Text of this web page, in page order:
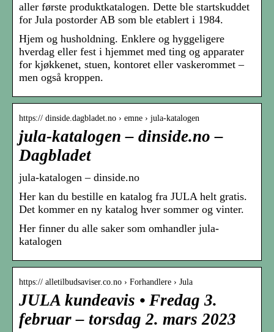
aller første produktkatalogen. Dette ble startskuddet
for Jula postorder AB som ble etablert i 1984.
Hjem og husholdning. Enklere og hyggeligere
hverdag eller fest i hjemmet med ting og apparater
for kjøkkenet, stuen, kontoret eller vaskerommet –
men også kroppen.
https:// dinside.dagbladet.no › emne › jula-katalogen
jula-katalogen – dinside.no –
Dagbladet
jula-katalogen – dinside.no
Her kan du bestille en katalog fra JULA helt gratis.
Det kommer en ny katalog hver sommer og vinter.
Her finner du alle saker som omhandler jula-
katalogen
https:// alletilbudsaviser.co.no › Forhandlere › Jula
JULA kundeavis • Fredag 3.
februar – torsdag 2. mars 2023